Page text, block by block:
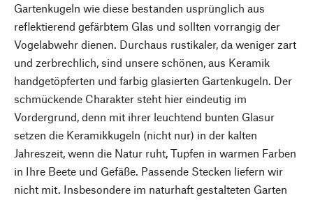
Gartenkugeln wie diese bestanden usprünglich aus
reflektierend gefärbtem Glas und sollten vorrangig der
Vogelabwehr dienen. Durchaus rustikaler, da weniger zart
und zerbrechlich, sind unsere schönen, aus Keramik
handgetöpferten und farbig glasierten Gartenkugeln. Der
schmückende Charakter steht hier eindeutig im
Vordergrund, denn mit ihrer leuchtend bunten Glasur
setzen die Keramikkugeln (nicht nur) in der kalten
Jahreszeit, wenn die Natur ruht, Tupfen in warmen Farben
in Ihre Beete und Gefäße. Passende Stecken liefern wir
nicht mit. Insbesondere im naturhaft gestalteten Garten